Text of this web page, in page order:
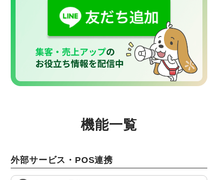
機能一覧
外部サービス・POS連携